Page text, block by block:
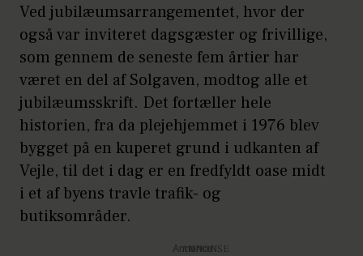
Ved jubilæumsarrangementet, hvor der
også var inviteret dagsgæster og frivillige,
som gennem de seneste fem årtier har
været en del af Solgaven, modtog alle et
jubilæumsskrift. Det fortæller hele
historien, fra da plejehjemmet i 1976 blev
bygget på en kuperet grund i udkanten af
Vejle, til det i dag er en fredfyldt oase midt
i et af byens travle trafik- og
butiksområder.
Annonce